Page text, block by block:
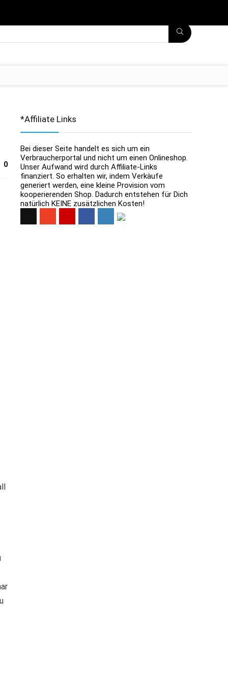
0
*Affiliate Links
Bei dieser Seite handelt es sich um ein
Verbraucherportal und nicht um einen Onlineshop.
Unser Aufwand wird durch Affiliate-Links
finanziert. So erhalten wir, indem Verkäufe
generiert werden, eine kleine Provision vom
kooperierenden Shop. Dadurch entstehen für Dich
natürlich KEINE zusätzlichen Kosten!